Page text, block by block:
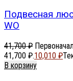
Подвесная
WO
41,700₽
41,700 ₽.10,010 ₽
В корзину